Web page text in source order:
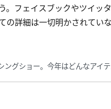
。フェイスブックやツイッ
の詳細は一切明かされていな
ングショー。今年はどんなアイ